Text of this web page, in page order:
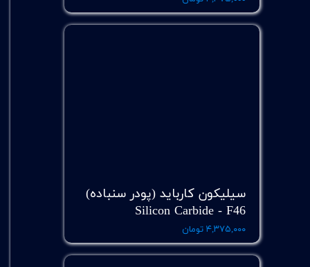
سیلیکون کارباید (پودر سنباده)
Silicon Carbide - F46
۴,۳۷۵,۰۰۰ تومان